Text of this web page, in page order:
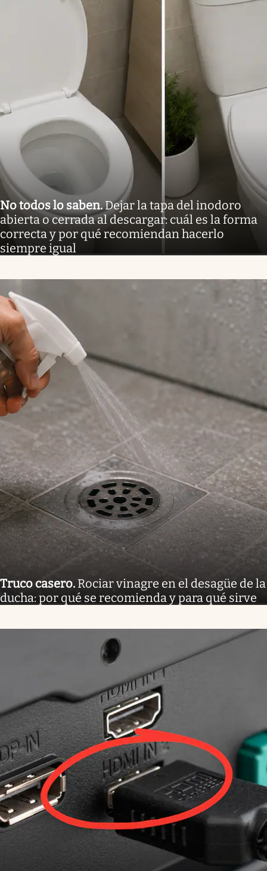
No todos lo saben.Dejar la tapa del inodoro
abierta o cerrada al descargar: cuál es la forma
correcta y por qué recomiendan hacerlo
siempre igual
Truco casero. Rociar vinagre en el desagüe de la
ducha: por qué se recomienda y para qué sirve